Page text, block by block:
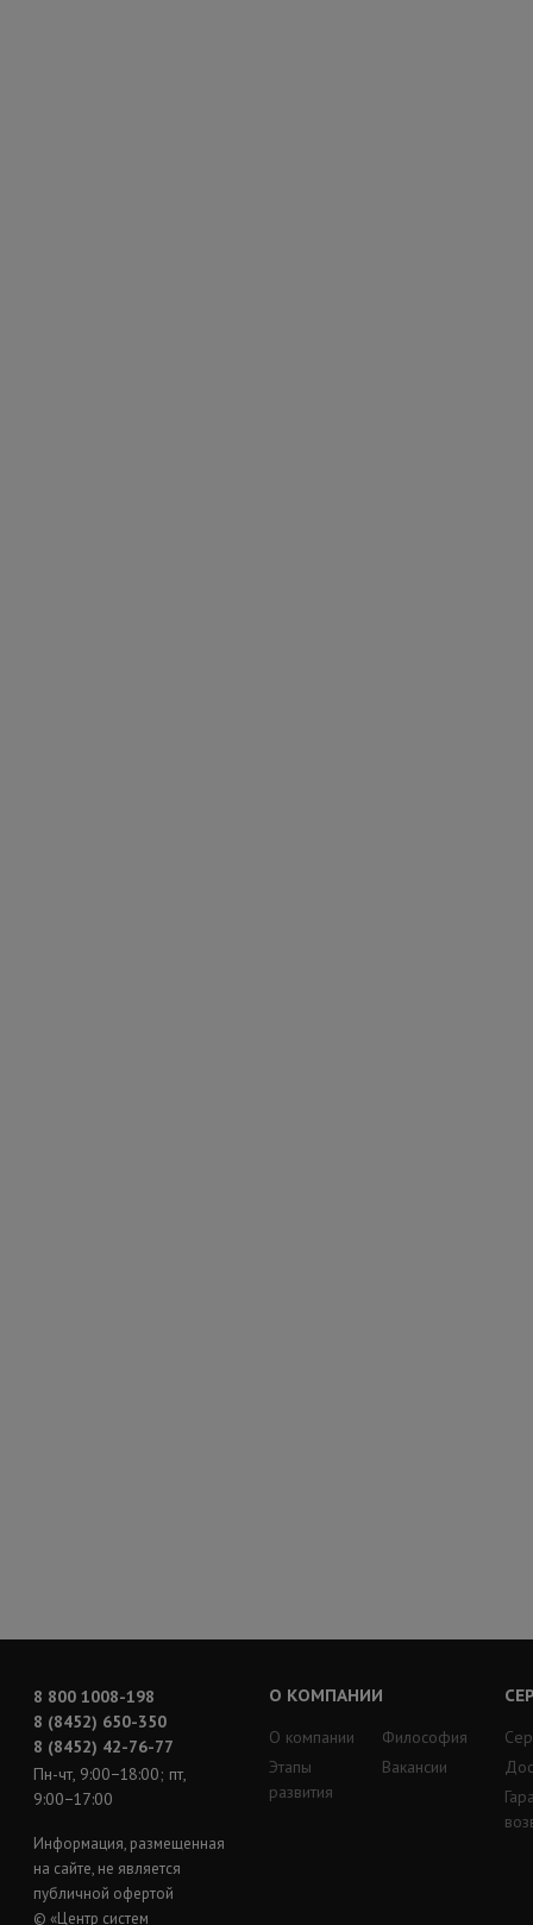
8 800 1008-198
8 (8452) 650-350
8 (8452) 42-76-77
Пн-чт, 9:00−18:00; пт,
9:00−17:00
Информация, размещенная
на сайте, не является
публичной офертой
© «Центр систем
О КОМПАНИИ
О компании
Этапы
развития
Философия
Вакансии